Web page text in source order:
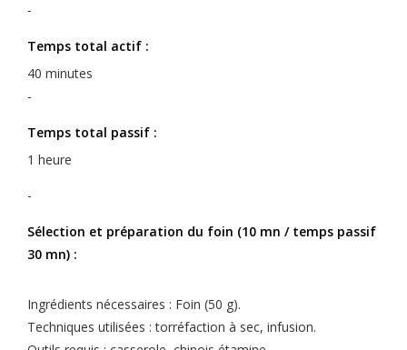
-
Temps total actif :
40 minutes
-
Temps total passif :
1 heure
-
Sélection et préparation du foin (10 mn / temps passif
30 mn) :
Ingrédients nécessaires : Foin (50 g).
Techniques utilisées : torréfaction à sec, infusion.